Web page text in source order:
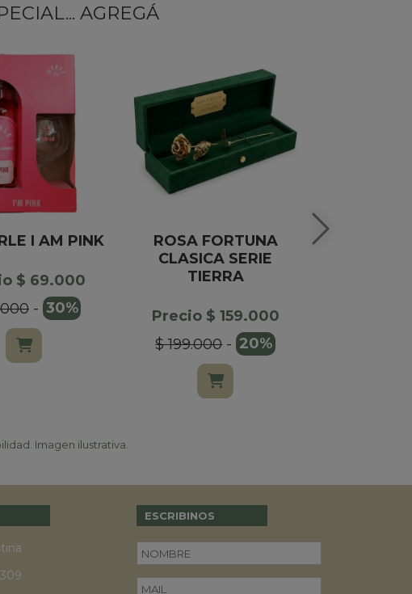
AGREGÁ
I AM PINK
$ 69.000
- 30%
ROSA FORTUNA
CLASICA SERIE
TIERRA
Precio $ 159.000
$ 199.000- 20%
Imagen ilustrativa.
ESCRIBINOS